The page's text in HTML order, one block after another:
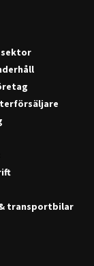
sektor
transportbilar